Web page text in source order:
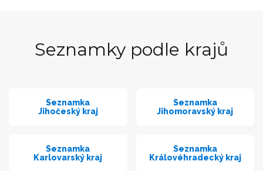
Seznamky podle krajů
Seznamka
Jihočeský kraj
Seznamka
Jihomoravský kraj
Seznamka
Karlovarský kraj
Seznamka
Královéhradecký kraj